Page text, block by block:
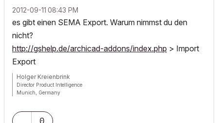
‎2012-09-11 08:43 PM
es gibt einen SEMA Export. Warum nimmst du den
nicht?
http://gshelp.de/archicad-addons/index.php > Import
Export
Holger Kreienbrink
Director Product Intelligence
Munich, Germany